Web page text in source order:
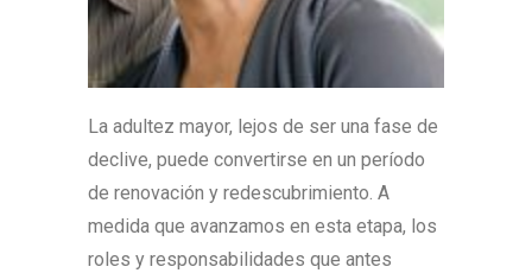
La adultez mayor, lejos de ser una fase de
declive, puede convertirse en un período
de renovación y redescubrimiento. A
medida que avanzamos en esta etapa, los
roles y responsabilidades que antes